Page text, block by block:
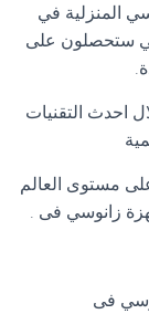
المنزلية في
ستحصلون على
.
احدث التقنيات
مستوى العالم
زانوسي فى .
فى